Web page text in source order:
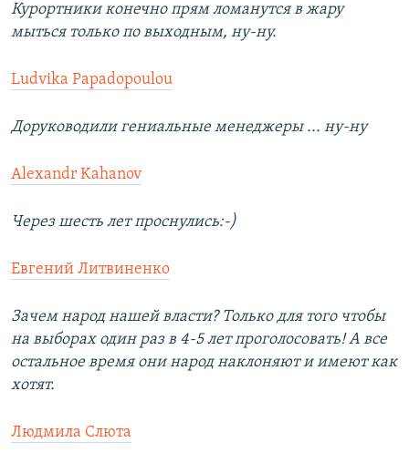
Курортники конечно прям ломанутся в жару
мыться только по выходным, ну-ну.
Ludvika Papadopoulou
Доруководили гениальные менеджеры ... ну-ну
Alexandr Kahanov
Через шесть лет проснулись:-)
Евгений Литвиненко
Зачем народ нашей власти? Только для того чтобы
на выборах один раз в 4-5 лет проголосовать! А все
остальное время они народ наклоняют и имеют как
хотят.
Людмила Слюта